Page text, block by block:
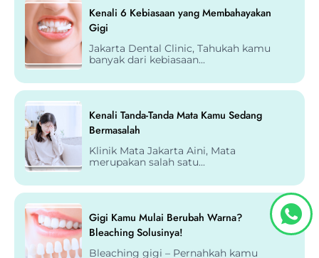
Kenali 6 Kebiasaan yang Membahayakan
Gigi
Jakarta Dental Clinic, Tahukah kamu
banyak dari kebiasaan...
Kenali Tanda-Tanda Mata Kamu Sedang
Bermasalah
Klinik Mata Jakarta Aini, Mata
merupakan salah satu...
Gigi Kamu Mulai Berubah Warna?
Bleaching Solusinya!
Bleaching gigi – Pernahkah kamu